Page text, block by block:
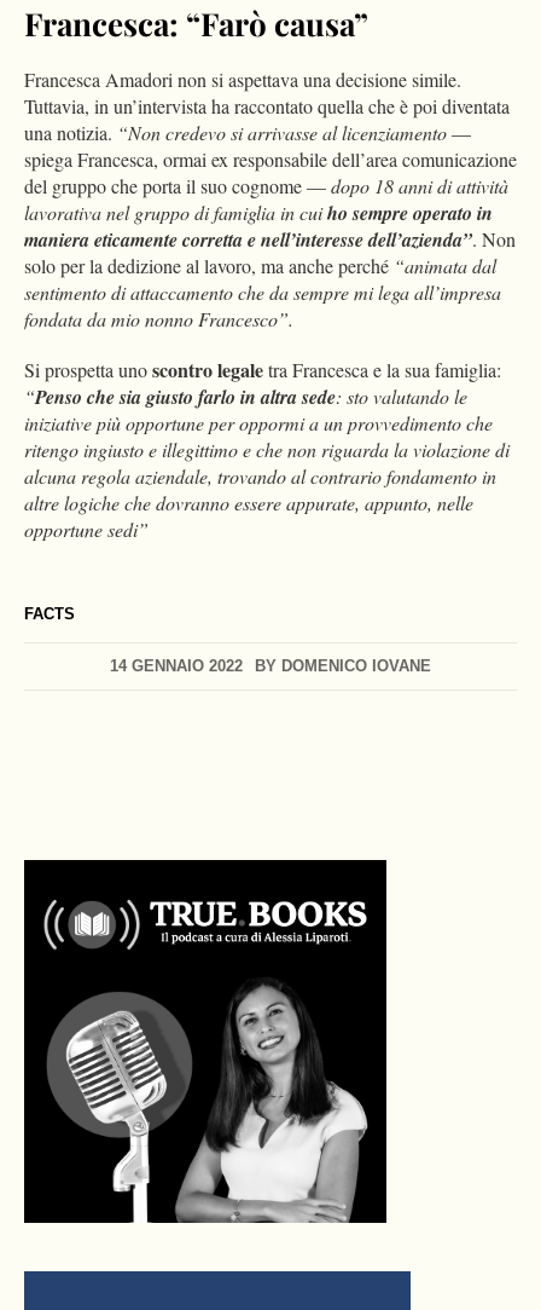
FACTS
14 GENNAIO 2022 BY DOMENICO IOVANE
Francesca: “Farò causa”
Francesca Amadori non si aspettava una decisione simile.
Tuttavia, in un’intervista ha raccontato quella che è poi diventata
una notizia. “Non credevo si arrivasse al licenziamento—
spiega Francesca, ormai ex responsabile dell’area comunicazione
del gruppo che porta il suo cognome —dopo 18 anni di attività
lavorativa nel gruppo di famiglia in cuiho sempre operato in
maniera eticamente corretta e nell’interesse dell’azienda”. Non
solo per la dedizione al lavoro, ma anche perché “animata dal
sentimento di attaccamento che da sempre mi lega all’impresa
fondata da mio nonno Francesco”.
Si prospetta unoscontro legaletra Francesca e la sua famiglia:
“Penso che sia giusto farlo in altra sede: sto valutando le
iniziative più opportune per oppormi a un provvedimento che
ritengo ingiusto e illegittimo e che non riguarda la violazione di
alcuna regola aziendale, trovando al contrario fondamento in
altre logiche che dovranno essere appurate, appunto, nelle
opportune sedi”